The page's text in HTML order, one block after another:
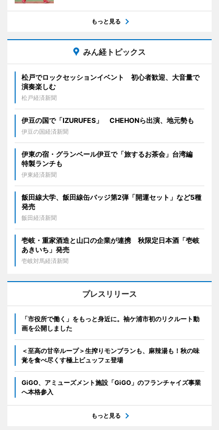
もっと見る
みん経トピックス
松戸でロックセッションイベント 初心者歓迎、大音量で
演奏楽しむ
松戸経済新聞
伊豆の国で「IZURUFES」 CHEHONら出演、地元勢も
伊豆の国経済新聞
伊東の宿・グランベール伊豆で「旅するお茶会」台湾編
特製ランチも
伊東経済新聞
飯田線大学、飯田線缶バッジ第2弾「開運セット」など5種
発売
飯田経済新聞
壱岐・重家酒造と山口の企業が連携 秋限定日本酒「壱岐
あきいち」発売
壱岐対馬経済新聞
プレスリリース
「市役所で働く」をもっと身近に。袖ケ浦市初のリクルート動
画を公開しました
＜至高の甘辛ループ＞生搾りモンブランも、麻辣湯も！秋の味
覚を食べ尽くす極上ビュッフェ登場
GiGO、アミューズメント施設「GiGO」のフランチャイズ事業
へ本格参入
もっと見る